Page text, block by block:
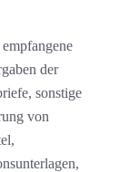
der
sonstige
von